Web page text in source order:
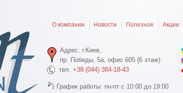
О компании Новости Полезное Акции
Адрес: г.Киев,
пр. Победы, 5а, офис 605 (6 этаж)
тел. +38 (044) 384-18-43
График работы: пн-пт с 10:00 до 19:00